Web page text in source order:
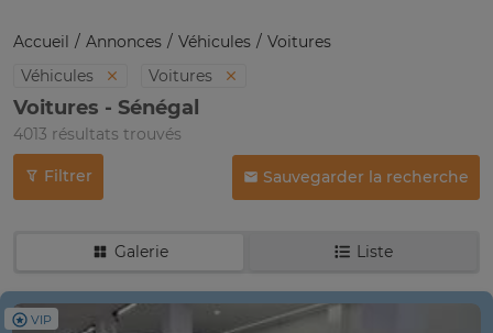
Accueil Annonces Véhicules
Voitures
Véhicules
Voitures
Voitures - Sénégal
4013 résultats trouvés
Filtrer Sauvegarder la recherche
Galerie Liste
VIP